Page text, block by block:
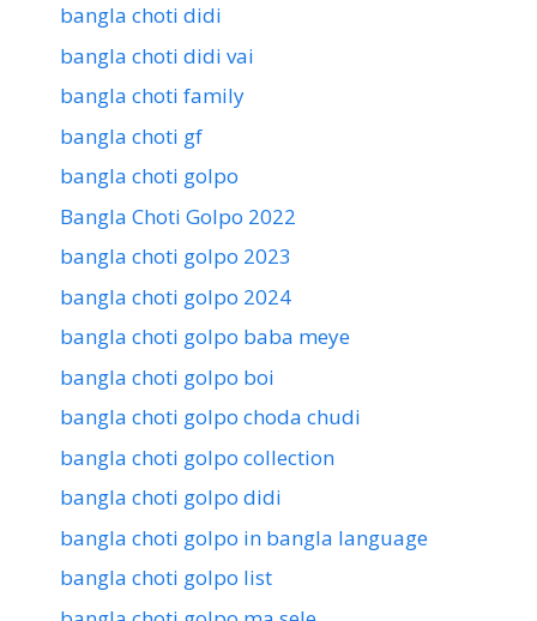
bangla choti didi
bangla choti didi vai
bangla choti family
bangla choti gf
bangla choti golpo
Bangla Choti Golpo 2022
bangla choti golpo 2023
bangla choti golpo 2024
bangla choti golpo baba meye
bangla choti golpo boi
bangla choti golpo choda chudi
bangla choti golpo collection
bangla choti golpo didi
bangla choti golpo in bangla language
bangla choti golpo list